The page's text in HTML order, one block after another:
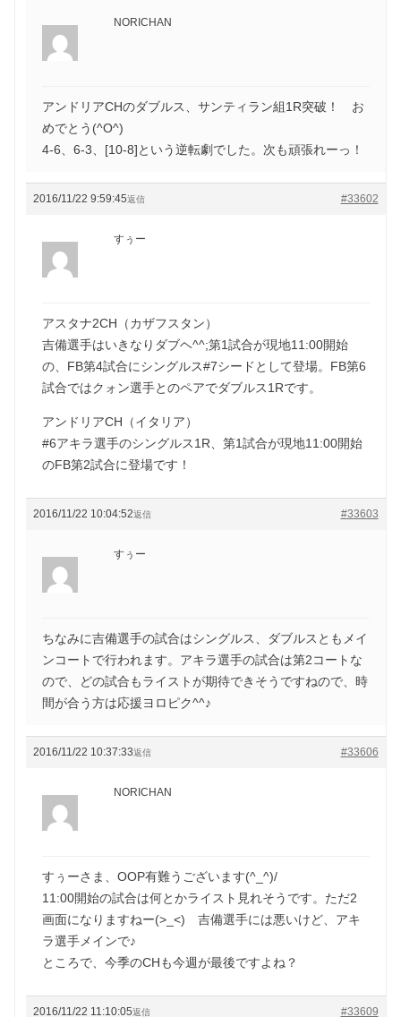
NORICHAN
アンドリアCHのダブルス、サンティラン組1R突破！ お
めでとう(^O^)
4-6、6-3、[10-8]という逆転劇でした。次も頑張れーっ！
2016/11/22 9:59:45 #33602
返信
すぅー
アスタナ2CH（カザフスタン）
吉備選手はいきなりダブヘ^^;第1試合が現地11:00開始
の、FB第4試合にシングルス#7シードとして登場。FB第6
試合ではクォン選手とのペアでダブルス1Rです。
アンドリアCH（イタリア）
#6アキラ選手のシングルス1R、第1試合が現地11:00開始
のFB第2試合に登場です！
2016/11/22 10:04:52 #33603
返信
すぅー
ちなみに吉備選手の試合はシングルス、ダブルスともメイ
ンコートで行われます。アキラ選手の試合は第2コートな
ので、どの試合もライストが期待できそうですねので、時
間が合う方は応援ヨロピク^^♪
2016/11/22 10:37:33 #33606
返信
NORICHAN
すぅーさま、OOP有難うございます(^_^)/
11:00開始の試合は何とかライスト見れそうです。ただ2
画面になりますねー(>_<) 吉備選手には悪いけど、アキ
ラ選手メインで♪
ところで、今季のCHも今週が最後ですよね？
2016/11/22 11:10:05 #33609
返信